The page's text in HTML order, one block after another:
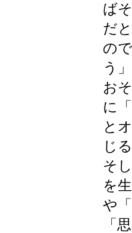
ば
だ
の
う
お
に
と
じ
そ
を
や
「